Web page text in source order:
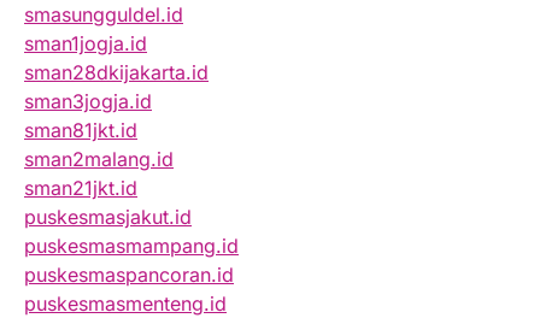
smasungguldel.id
sman1jogja.id
sman28dkijakarta.id
sman3jogja.id
sman81jkt.id
sman2malang.id
sman21jkt.id
puskesmasjakut.id
puskesmasmampang.id
puskesmaspancoran.id
puskesmasmenteng.id